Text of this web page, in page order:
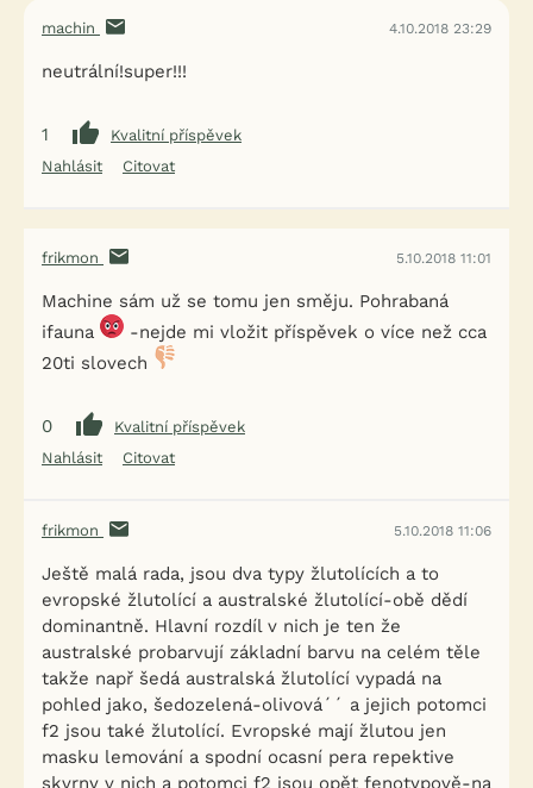
machin 4.10.2018 23:29
neutrální!super!!!
1
Kvalitní příspěvek
Nahlásit
Citovat
frikmon 5.10.2018 11:01
Machine sám už se tomu jen směju. Pohrabaná
ifauna
-nejde mi vložit příspěvek o více než cca
20ti slovech
0
Kvalitní příspěvek
Nahlásit
Citovat
frikmon 5.10.2018 11:06
Ještě malá rada, jsou dva typy žlutolících a to
evropské žlutolící a australské žlutolící-obě dědí
dominantně. Hlavní rozdíl v nich je ten že
australské probarvují základní barvu na celém těle
takže např šedá australská žlutolící vypadá na
pohled jako, šedozelená-olivová´´ a jejich potomci
f2 jsou také žlutolící. Evropské mají žlutou jen
masku lemování a spodní ocasní pera repektive
skvrny v nich a potomci f2 jsou opět fenotypově-na